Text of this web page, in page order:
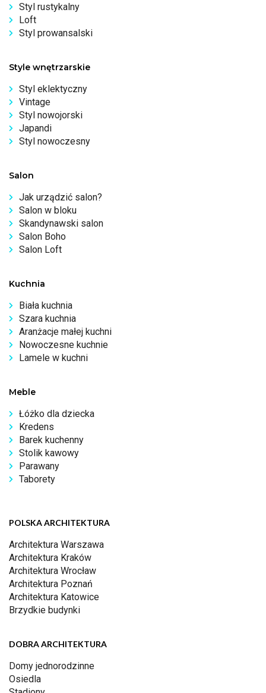
Styl rustykalny
Loft
Styl prowansalski
Style wnętrzarskie
Styl eklektyczny
Vintage
Styl nowojorski
Japandi
Styl nowoczesny
Salon
Jak urządzić salon?
Salon w bloku
Skandynawski salon
Salon Boho
Salon Loft
Kuchnia
Biała kuchnia
Szara kuchnia
Aranżacje małej kuchni
Nowoczesne kuchnie
Lamele w kuchni
Meble
Łóżko dla dziecka
Kredens
Barek kuchenny
Stolik kawowy
Parawany
Taborety
POLSKA ARCHITEKTURA
Architektura Warszawa
Architektura Kraków
Architektura Wrocław
Architektura Poznań
Architektura Katowice
Brzydkie budynki
DOBRA ARCHITEKTURA
Domy jednorodzinne
Osiedla